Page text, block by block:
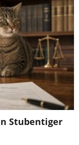
Stubentiger